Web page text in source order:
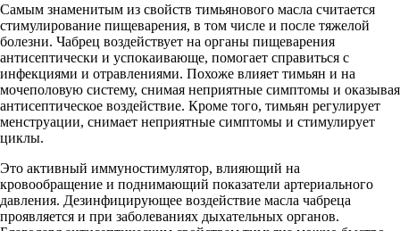
Самым знаменитым из свойств тимьянового масла считается
стимулирование пищеварения, в том числе и после тяжелой
болезни. Чабрец воздействует на органы пищеварения
антисептически и успокаивающе, помогает справиться с
инфекциями и отравлениями. Похоже влияет тимьян и на
мочеполовую систему, снимая неприятные симптомы и оказывая
антисептическое воздействие. Кроме того, тимьян регулирует
менструации, снимает неприятные симптомы и стимулирует
циклы.
Это активный иммуностимулятор, влияющий на
кровообращение и поднимающий показатели артериального
давления. Дезинфицирующее воздействие масла чабреца
проявляется и при заболеваниях дыхательных органов.